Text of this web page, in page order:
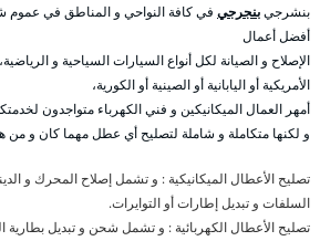
بنشرجيبنجرجي في كافة النواحي و المناطق في عموم
أفضل أعمال
الإصلاح و الصيانة لكل أنواع السيارات السياحية و
الأمريكية أو اليابانية أو الصينية أو الكورية،
أمهر العمال الميكانيكين و فني الكهرباء متواجدون
و لكنها متكاملة و شاملة لتصليح أي عطل مهما كان و من
تصليح الأعطال الميكانيكية : و تشمل إصلاح المحرك و
السلفات و تبديل إطارات أو التوايرات.
تصليح الأعطال الكهربائية : و تشمل شحن و تبديل بطارية